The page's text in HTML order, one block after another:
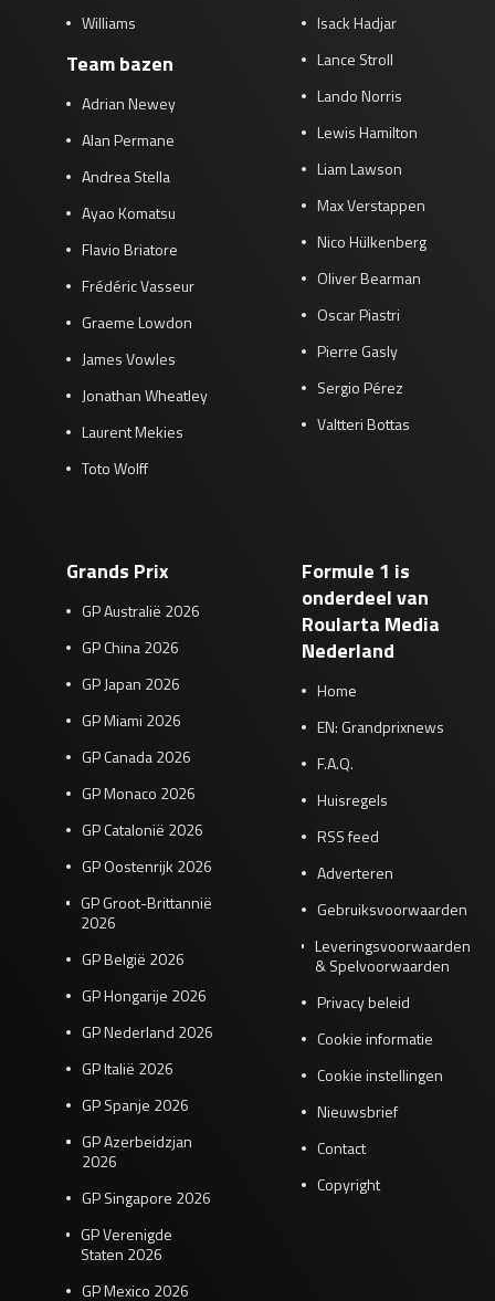
Williams
Team bazen
Adrian Newey
Alan Permane
Andrea Stella
Ayao Komatsu
Flavio Briatore
Frédéric Vasseur
Graeme Lowdon
James Vowles
Jonathan Wheatley
Laurent Mekies
Toto Wolff
Isack Hadjar
Lance Stroll
Lando Norris
Lewis Hamilton
Liam Lawson
Max Verstappen
Nico Hülkenberg
Oliver Bearman
Oscar Piastri
Pierre Gasly
Sergio Pérez
Valtteri Bottas
Grands Prix
GP Australië 2026
GP China 2026
GP Japan 2026
GP Miami 2026
GP Canada 2026
GP Monaco 2026
GP Catalonië 2026
GP Oostenrijk 2026
GP Groot-Brittannië
2026
GP België 2026
GP Hongarije 2026
GP Nederland 2026
GP Italië 2026
GP Spanje 2026
GP Azerbeidzjan
2026
GP Singapore 2026
GP Verenigde
Staten 2026
GP Mexico 2026
Formule 1 is
onderdeel van
Roularta Media
Nederland
Home
EN: Grandprixnews
F.A.Q.
Huisregels
RSS feed
Adverteren
Gebruiksvoorwaarden
Leveringsvoorwaarden
& Spelvoorwaarden
Privacy beleid
Cookie informatie
Cookie instellingen
Nieuwsbrief
Contact
Copyright